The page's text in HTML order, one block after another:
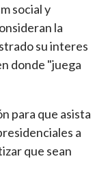
social y
la
su interes
donde "juega
para que asista
a
que sean